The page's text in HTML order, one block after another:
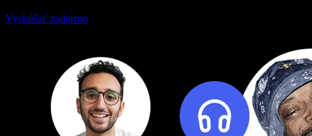
Vyskúšať zadarmo